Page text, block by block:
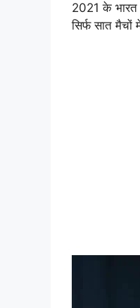
2021 के भारत
सिर्फ सात